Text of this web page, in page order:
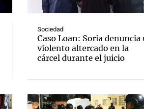
Sociedad
Caso Loan: Soria denuncia
violento altercado en la
cárcel durante el juicio
Notas